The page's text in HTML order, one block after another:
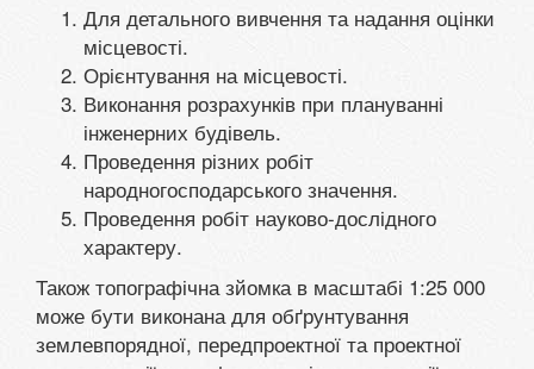
Для детального вивчення та надання оцінки
місцевості.
Орієнтування на місцевості.
Виконання розрахунків при плануванні
інженерних будівель.
Проведення різних робіт
народногосподарського значення.
Проведення робіт науково-дослідного
характеру.
Також топографічна зйомка в масштабі 1:25 000
може бути виконана для обґрунтування
землевпорядної, передпроектної та проектної